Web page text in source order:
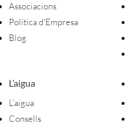
Associacions
Política d'Empresa
Blog
L’aigua
L’aigua
Consells